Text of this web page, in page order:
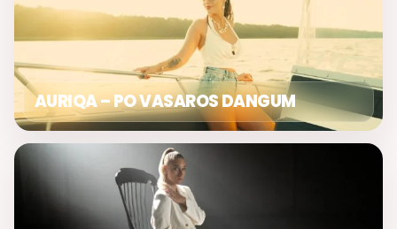
AURIQA – PO VASAROS DANGUM